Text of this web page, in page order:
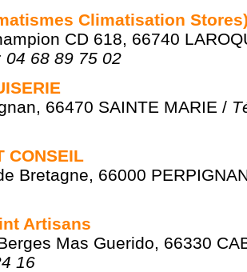
Climatisation
CD 618, 66740
04 68 89 75 02
66470 SAINTE MARIE /
CONSEIL
Bretagne, 66000
Artisans
Mas Guerido, 66330
16